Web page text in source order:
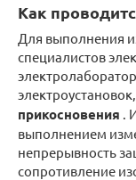
Как
Для выполнения
специалистов
прикосновения .
выполнением
непрерывность
сопротивление